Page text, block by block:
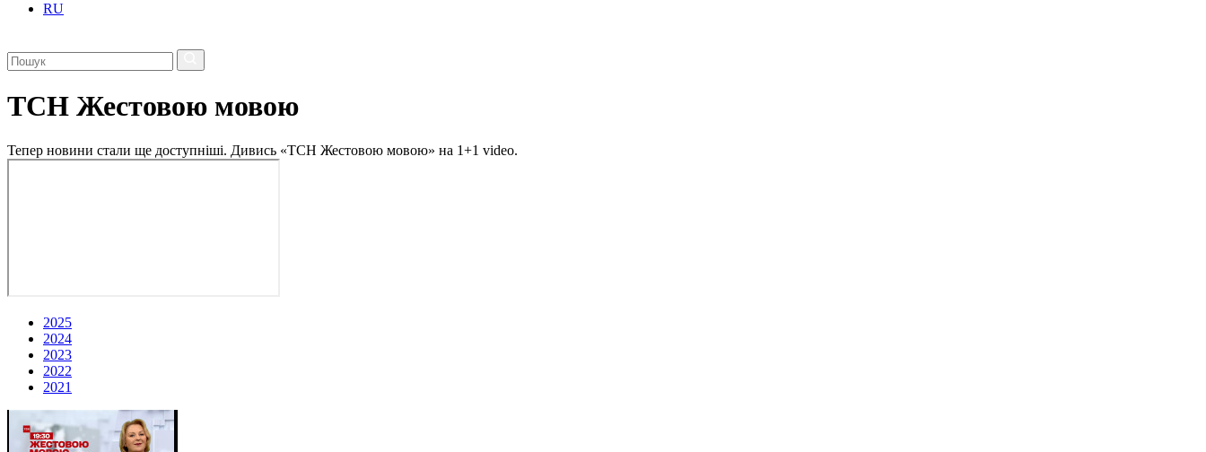
RU
ТСН Жестовою мовою
Тепер новини стали ще доступніші. Дивись «ТСН Жестовою мовою» на 1+1 video.
2025
2024
2023
2022
2021